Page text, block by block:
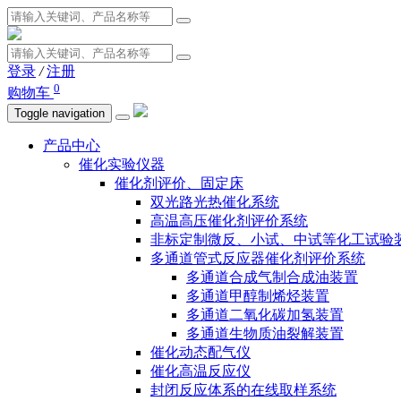
登录 / 注册
购物车 0
Toggle navigation
产品中心
催化实验仪器
催化剂评价、固定床
双光路光热催化系统
高温高压催化剂评价系统
非标定制微反、小试、中试等化工试验
多通道管式反应器催化剂评价系统
多通道合成气制合成油装置
多通道甲醇制烯烃装置
多通道二氧化碳加氢装置
多通道生物质油裂解装置
催化动态配气仪
催化高温反应仪
封闭反应体系的在线取样系统